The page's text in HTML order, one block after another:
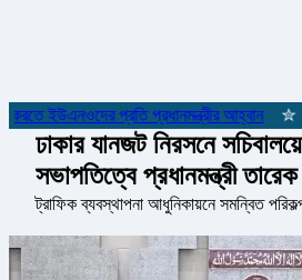
ইউএনওদের প্রতি প্রধানমন্ত্রীর আহ্বান
ঢাকার যানজট নিরসনে
সভাপতিত্বে প্রধানমন্ত্রী
ট্রাফিক ব্যবস্থাপনা আধুনিকায়নে সমন্বিত